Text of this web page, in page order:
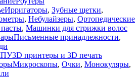
Ирригаторы, Зубные щетки,
, Небулайзеры, Ортопедические
, Машинки для стрижки волос
Письменные принадлежности,
3D принтеры и 3D печать
Микроскопы, Очки, Монокуляры,